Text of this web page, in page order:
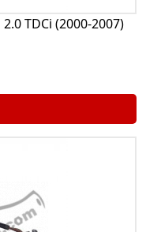
TDCi (2000-2007)